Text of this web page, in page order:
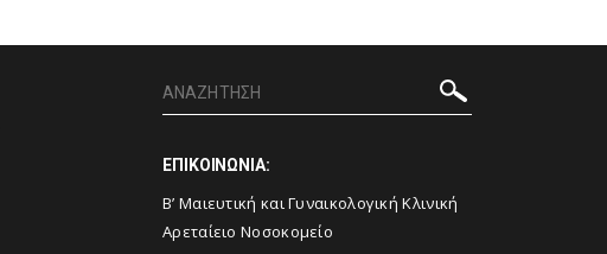
ΕΠΙΚΟΙΝΩΝΙΑ:
Β’ Μαιευτική και Γυναικολογική Κλινική
Αρεταίειο Νοσοκομείο